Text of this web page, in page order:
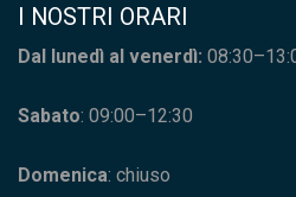
I NOSTRI ORARI
Dal lunedì al venerdì:
Sabato: 09:00–12:30
Domenica: chiuso